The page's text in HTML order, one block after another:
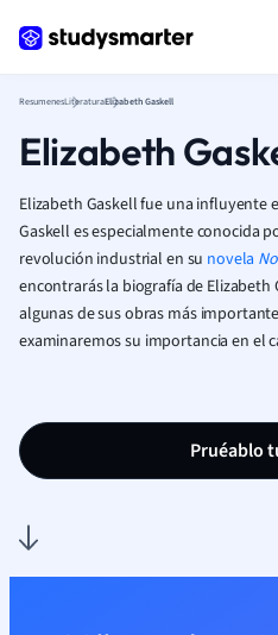
ResumenesLiteraturaElizabeth Gaskell
Elizabeth
Elizabeth Gaskell fue una influyente
Gaskell es especialmente conocida
revolución industrial en su novela
encontrarás la biografía de
algunas de sus obras más
examinaremos su importancia en el
Pruéablo